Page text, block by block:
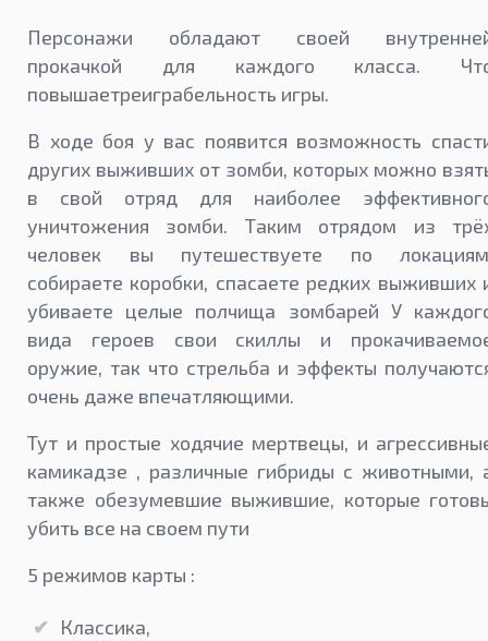
Персонажи обладают своей
прокачкой для каждого класса.
повышаетреиграбельность игры.
В ходе боя у вас появится возможность
других выживших от зомби, которых можно
в свой отряд для наиболее
уничтожения зомби. Таким отрядом из
человек вы путешествуете по
собираете коробки, спасаете редких выживших
убиваете целые полчища зомбарей У
вида героев свои скиллы и
оружие, так что стрельба и эффекты
очень даже впечатляющими.
Тут и простые ходячие мертвецы, и
камикадзе , различные гибриды с животными,
также обезумевшие выжившие, которые
убить все на своем пути
5 режимов карты :
Классика,